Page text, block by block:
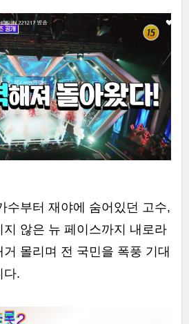
수부터 재야에 숨어있던 고수,
않은 뉴 페이스까지 내로라
몰리며 전 국민을 폭풍 기대
다.